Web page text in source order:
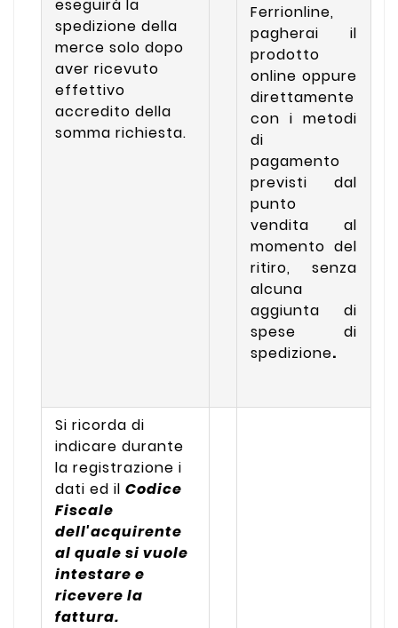
eseguirà la
spedizione della
merce solo dopo
aver ricevuto
effettivo
accredito della
somma richiesta.
Ferrionline,
pagherai il
prodotto
online oppure
direttamente
con i metodi
di
pagamento
previsti dal
punto
vendita al
momento del
ritiro, senza
alcuna
aggiunta di
spese di
spedizione.
Si ricorda di
indicare durante
la registrazione i
dati ed il Codice
Fiscale
dell'acquirente
al quale si vuole
intestare e
ricevere la
fattura.